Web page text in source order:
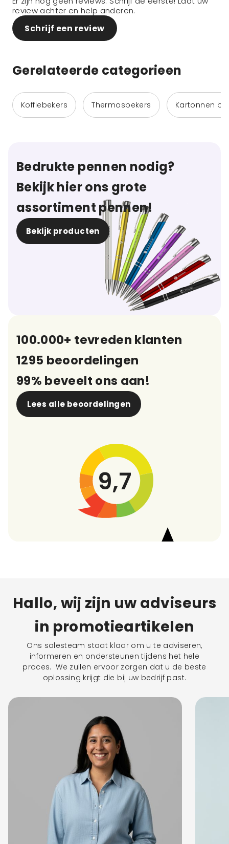
review achter en help anderen.
Schrijf een review
Gerelateerde categorieen
Koffiebekers Thermosbekers Kartonnen
Bedrukte pennen nodig?
Bekijk hier ons grote
assortiment pennen!
Bekijk producten
100.000+ tevreden klanten
1295 beoordelingen
99% beveelt ons aan!
Lees alle beoordelingen
9,7
Hallo, wij zijn uw adviseurs
in promotieartikelen
Ons salesteam staat klaar om u te adviseren,
informeren en ondersteunen tijdens het hele
proces. We zullen ervoor zorgen dat u de beste
oplossing krijgt die bij uw bedrijf past.